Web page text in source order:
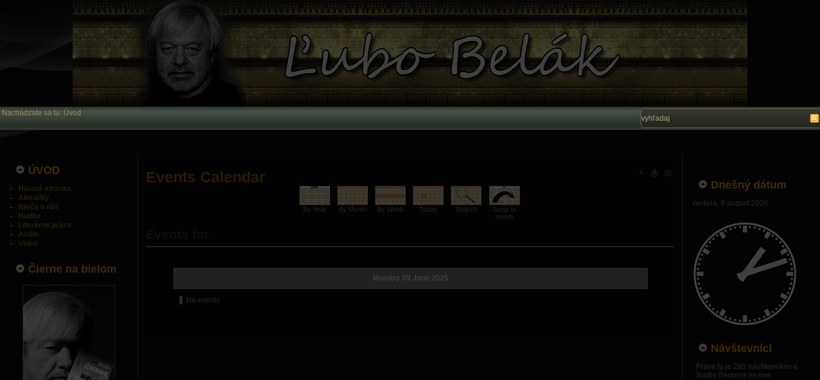
Nachádzate sa tu: Úvod
ÚVOD
Hlavná stránka
Aktuality
Niečo o nás
Hudba
Literárne práce
Audio
Video
Čierne na bielom
Events Calendar
By Year By Month By Week Today Search
Jump to
month
Monday 09 June 2025
No events
Dnešný dátum
nedeľa, 9 august 2026
Návštevníci
Práve tu je 285 návštevníkov a
žiadni členovia on-line